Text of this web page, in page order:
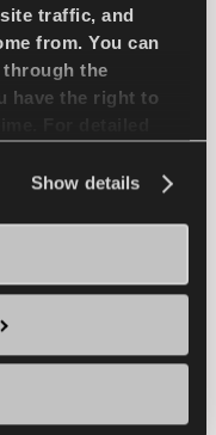
traffic, and
from. You can
through the
have the right to
Show details
تحدى الشتاء -
سيارة ركاب
المتانة